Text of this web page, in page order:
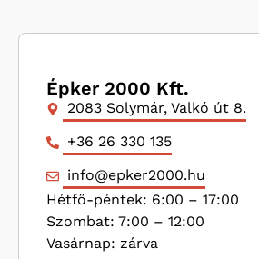
Épker 2000 Kft.
2083 Solymár, Valkó út 8.
+36 26 330 135
info@epker2000.hu
Hétfő-péntek: 6:00 – 17:00
Szombat: 7:00 – 12:00
Vasárnap: zárva